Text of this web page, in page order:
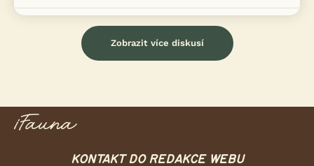
Zobrazit více diskusí
KONTAKT DO REDAKCE WEBU